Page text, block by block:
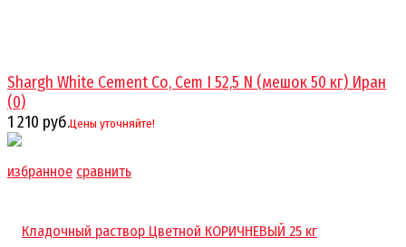
избранное сравнить
Shargh White Cement Co, Cem I 52,5 N (мешок 50 кг) Иран
(0)
1 210 руб.Цены уточняйте!